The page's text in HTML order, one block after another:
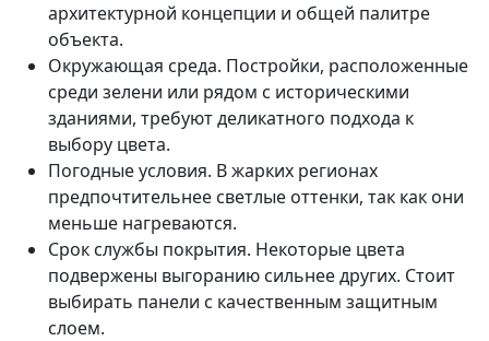
архитектурной концепции и общей палитре
объекта.
Окружающая среда. Постройки, расположенные
среди зелени или рядом с историческими
зданиями, требуют деликатного подхода к
выбору цвета.
Погодные условия. В жарких регионах
предпочтительнее светлые оттенки, так как они
меньше нагреваются.
Срок службы покрытия. Некоторые цвета
подвержены выгоранию сильнее других. Стоит
выбирать панели с качественным защитным
слоем.